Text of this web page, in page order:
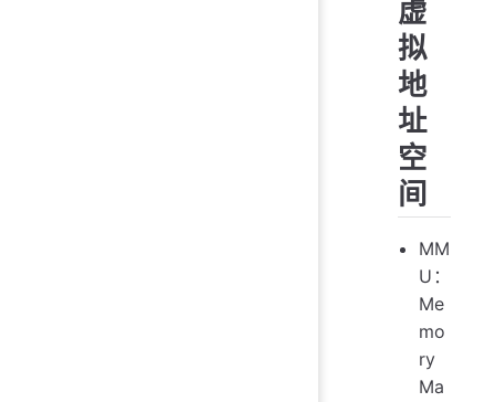
虚
拟
地
址
空
间
MM
U：
Me
mo
ry
Ma